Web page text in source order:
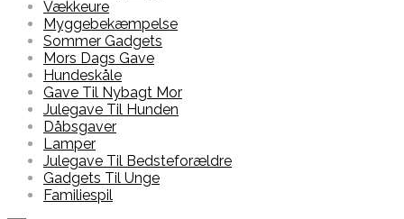
Vækkeure
Myggebekæmpelse
Sommer Gadgets
Mors Dags Gave
Hundeskåle
Gave Til Nybagt Mor
Julegave Til Hunden
Dåbsgaver
Lamper
Julegave Til Bedsteforældre
Gadgets Til Unge
Familiespil